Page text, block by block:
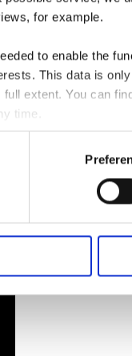
for example.
to enable the
This data is
extent. You can
time.
Dernière
@Musée,
en savoir